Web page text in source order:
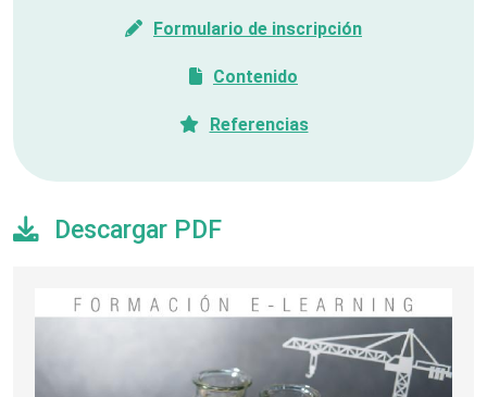
Formulario de inscripción
Contenido
Referencias
Descargar PDF